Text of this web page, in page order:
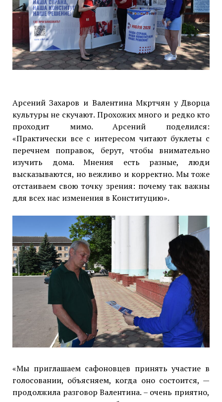
Арсений Захаров и Валентина Мкртчян у Дворца
культуры не скучают. Прохожих много и редко кто
проходит мимо. Арсений поделился:
«Практически все с интересом читают буклеты с
перечнем поправок, берут, чтобы внимательно
изучить дома. Мнения есть разные, люди
высказываются, но вежливо и корректно. Мы тоже
отстаиваем свою точку зрения: почему так важны
для всех нас изменения в Конституцию».
«Мы приглашаем сафоновцев принять участие в
голосовании, объясняем, когда оно состоится, —
продолжила разговор Валентина. – очень приятно,